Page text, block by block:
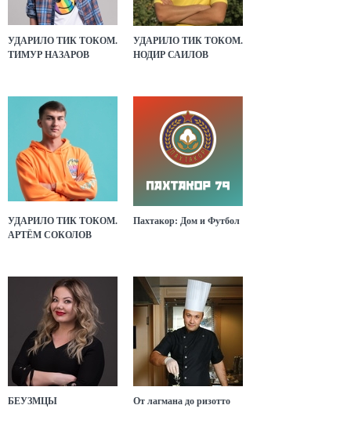
УДАРИЛО ТИК ТОКОМ.
ТИМУР НАЗАРОВ
УДАРИЛО ТИК ТОКОМ.
НОДИР САИЛОВ
УДАРИЛО ТИК ТОКОМ.
АРТЁМ СОКОЛОВ
Пахтакор: Дом и Футбол
БЕУЗМЦЫ От лагмана до ризотто